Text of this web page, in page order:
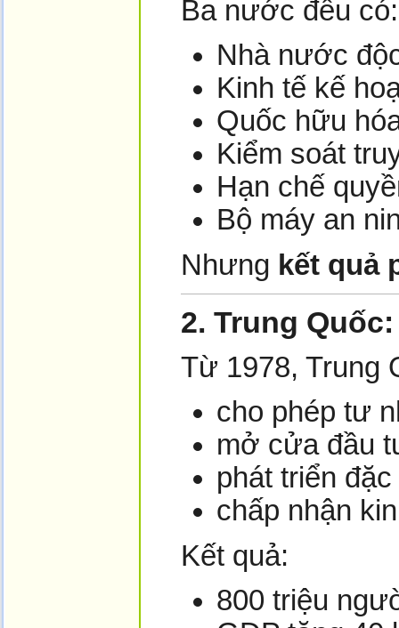
Ba nước đều có:
Nhà nước
Kinh tế kế
Quốc hữu
Kiểm soát
Hạn chế
Bộ máy an
Nhưng kết quả
2. Trung
Từ 1978, Trung
cho phép tư
mở cửa đầu
phát triển
chấp nhận
Kết quả:
800 triệu